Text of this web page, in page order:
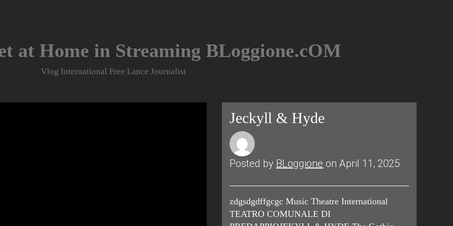
at Home in Streaming BLoggione.cOM
Vlog International Free Lance Journalist
Jeckyll & Hyde
Posted by BLoggione on April 11, 2025
zdgsdgdffgcgc Music Theatre International
TEATRO COMUNALE DI